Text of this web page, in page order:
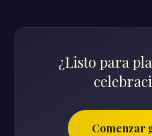
¿Listo para
Comenzar